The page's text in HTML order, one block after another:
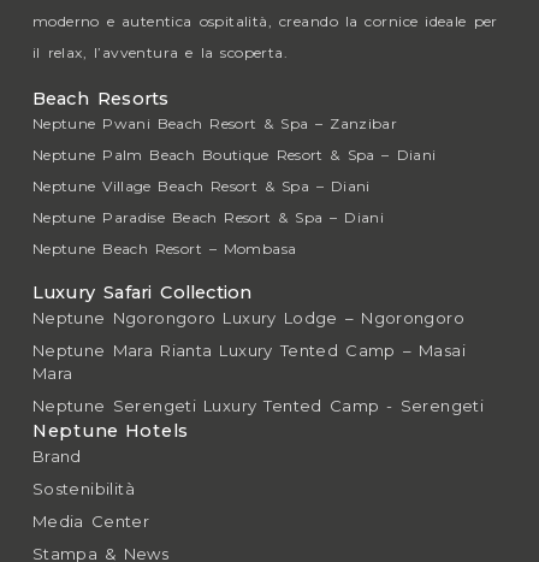
moderno e autentica ospitalità, creando la cornice ideale per
il relax, l’avventura e la scoperta.
Beach Resorts
Neptune Pwani Beach Resort & Spa – Zanzibar
Neptune Palm Beach Boutique Resort & Spa – Diani
Neptune Village Beach Resort & Spa – Diani
Neptune Paradise Beach Resort & Spa – Diani
Neptune Beach Resort – Mombasa
Luxury Safari Collection
Neptune Ngorongoro Luxury Lodge – Ngorongoro
Neptune Mara Rianta Luxury Tented Camp – Masai
Mara
Neptune Serengeti Luxury Tented Camp - Serengeti
Neptune Hotels
Brand
Sostenibilità
Media Center
Stampa & News